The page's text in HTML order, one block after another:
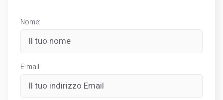
Nome:
E-mail: